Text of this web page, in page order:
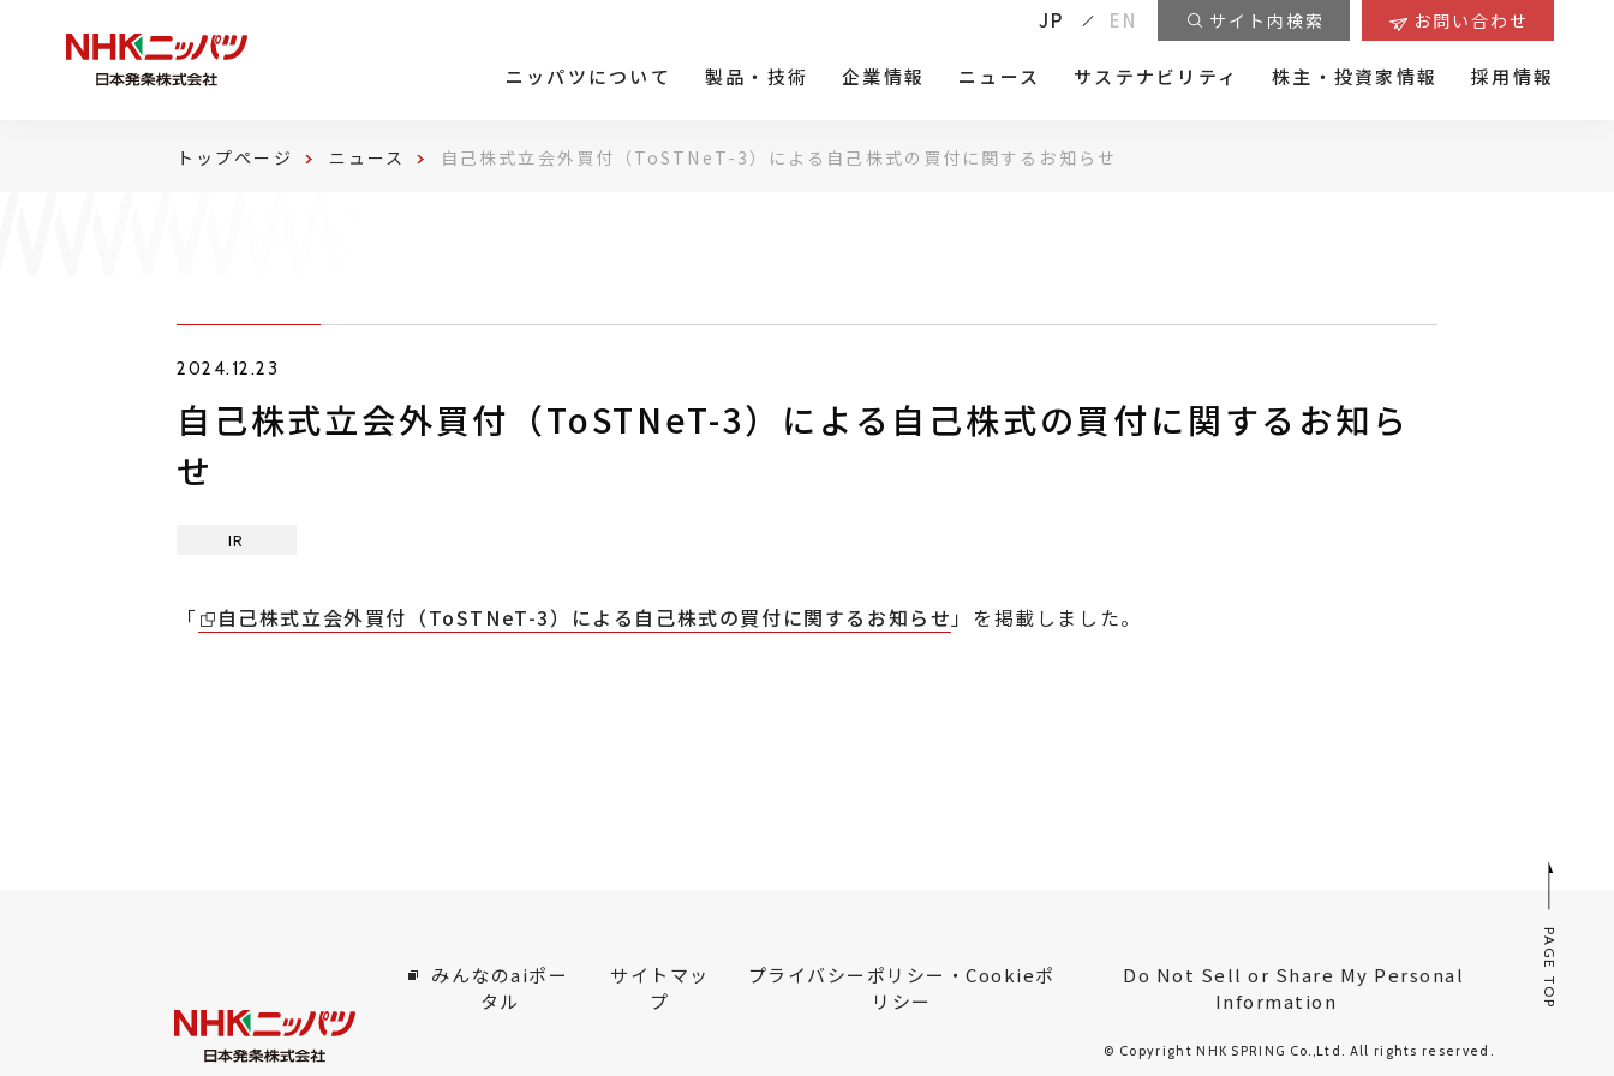
JP EN サイト内検索 お問い合わせ
ニッパツについて 製品・技術 企業情報 ニュース サステナビリティ 株主・投資家情報 採用情報
トップページ ニュース 自己株式立会外買付（ToSTNeT-3）による自己株式の買付に関するお知らせ
2024.12.23
自己株式立会外買付（ToSTNeT-3）による自己株式の買付に関するお知ら
せ
IR
「 自己株式立会外買付（ToSTNeT-3）による自己株式の買付に関するお知らせ」を掲載しました。
PAGE TOP
みんなのaiポー
タル
サイトマッ
プ
プライバシーポリシー・Cookieポ
リシー
Do Not Sell or Share My Personal
Information
© Copyright NHK SPRING Co.,Ltd. All rights reserved.